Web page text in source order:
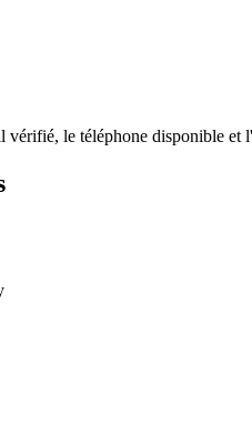
vérifié, le téléphone disponible et